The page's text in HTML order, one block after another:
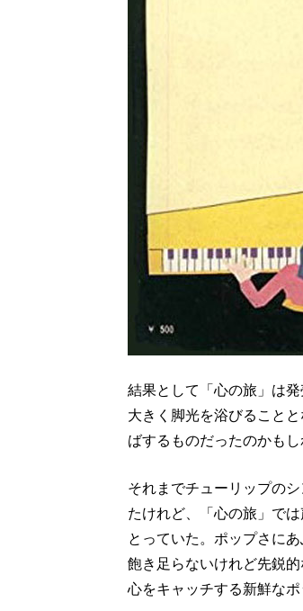
結果として「心の旅」は
大きく脚光を浴びること
ばするものだったのかもし
それまでチューリップの
たけれど、「心の旅」で
とっていた。ポップさに
飽き足らないけれど先鋭
心をキャッチする新鮮な